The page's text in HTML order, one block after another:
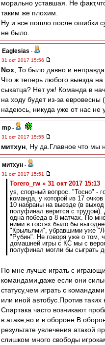
морально уставшая. Не
таким же плохим.
Ну и все пошло после ошибки
не было.
Eaglesias -
31 окт 2017 15:56
Nox , То было давно и
Что ж теперь любого выезда на
сыкатца? Нет уж! Команда в
на ходу будет из-за евровесны
надеюсь, никуда уже от нас не
mp -
31 окт 2017 15:55
митхун , Ну да.Главное что мы
митхун -
31 окт 2017 15:51
Torero_rw » 31 окт 2017 15:13
ys, спорный вопрос. "Тосно" -
команда, у которой из 17
10 набраны на выезде (в
полуфинал верится с трудом).
одна победа в 8 матчах. По
ними в гостях было бы
"Крыльями", убравшими уже
"Рубин". Не говоря уже о том,
домашней игры с КС мы с
полуфинал могли бы сыграть
По мне лучше играть с
командами,даже если они
статусу,чем играть с
или иной автобус.Против таких
Спартака часто возникают
в атаке,но и в обороне.В
результате увлечения атакой
слишком много свободы